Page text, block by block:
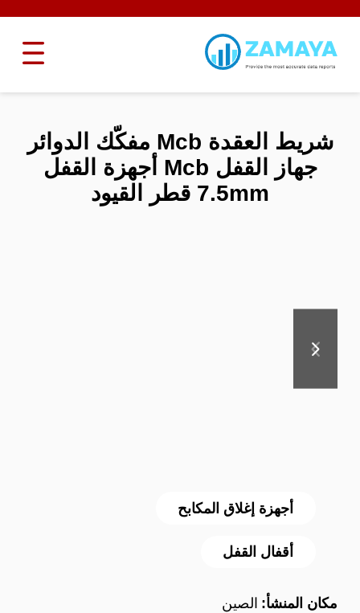
أجهزة إغلاق المكابح
أقفال القفل
مكان المنشأ: الصين
شريط العقدة Mcb مفكّك الدوائر
جهاز القفل Mcb أجهزة القفل
7.5mm قطر القيود